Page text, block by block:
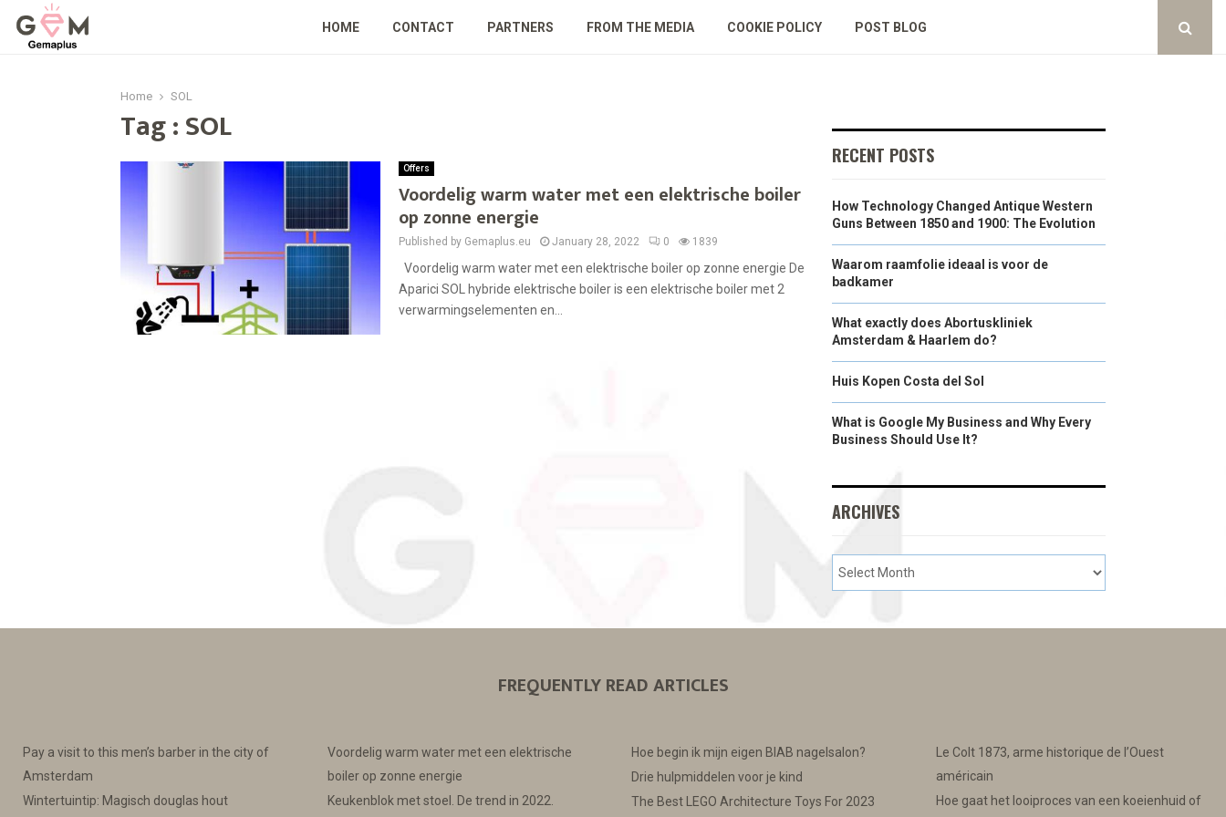
HOME CONTACT PARTNERS FROM THE MEDIA COOKIE POLICY POST BLOG
Home SOL
Tag : SOL
Offers
Voordelig warm water met een elektrische boiler
op zonne energie
Published by Gemaplus.eu January 28, 2022 0 1839
Voordelig warm water met een elektrische boiler op zonne energie De
Aparici SOL hybride elektrische boiler is een elektrische boiler met 2
verwarmingselementen en...
RECENT POSTS
How Technology Changed Antique Western
Guns Between 1850 and 1900: The Evolution
Waarom raamfolie ideaal is voor de
badkamer
What exactly does Abortuskliniek
Amsterdam & Haarlem do?
Huis Kopen Costa del Sol
What is Google My Business and Why Every
Business Should Use It?
ARCHIVES
FREQUENTLY READ ARTICLES
Pay a visit to this men’s barber in the city of
Amsterdam
Wintertuintip: Magisch douglas hout
Voordelig warm water met een elektrische
boiler op zonne energie
Keukenblok met stoel. De trend in 2022.
Hoe begin ik mijn eigen BIAB nagelsalon?
Drie hulpmiddelen voor je kind
The Best LEGO Architecture Toys For 2023
Le Colt 1873, arme historique de l’Ouest
américain
Hoe gaat het looiproces van een koeienhuid of